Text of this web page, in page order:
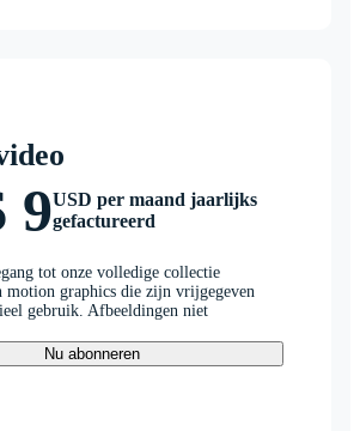
9USD per maand jaarlijks
gefactureerd
tot onze volledige collectie
motion graphics die zijn vrijgegeven
gebruik. Afbeeldingen niet
Nu abonneren